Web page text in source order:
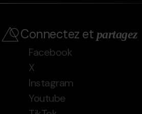
Connectez et partagez
Facebook
X
Instagram
Youtube